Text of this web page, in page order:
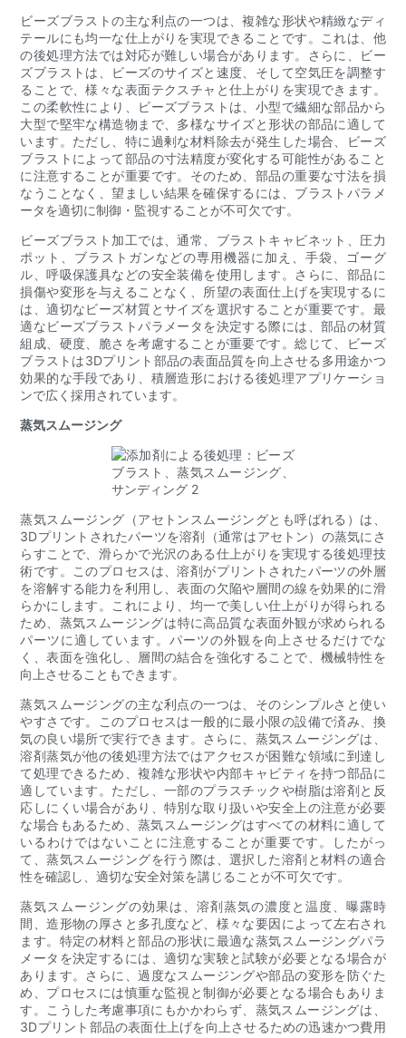
ビーズブラストの主な利点の一つは、複雑な形状や精緻なディ
テールにも均一な仕上がりを実現できることです。これは、他
の後処理方法では対応が難しい場合があります。さらに、ビー
ズブラストは、ビーズのサイズと速度、そして空気圧を調整す
ることで、様々な表面テクスチャと仕上がりを実現できます。
この柔軟性により、ビーズブラストは、小型で繊細な部品から
大型で堅牢な構造物まで、多様なサイズと形状の部品に適して
います。ただし、特に過剰な材料除去が発生した場合、ビーズ
ブラストによって部品の寸法精度が変化する可能性があること
に注意することが重要です。そのため、部品の重要な寸法を損
なうことなく、望ましい結果を確保するには、ブラストパラメ
ータを適切に制御・監視することが不可欠です。
ビーズブラスト加工では、通常、ブラストキャビネット、圧力
ポット、ブラストガンなどの専用機器に加え、手袋、ゴーグ
ル、呼吸保護具などの安全装備を使用します。さらに、部品に
損傷や変形を与えることなく、所望の表面仕上げを実現するに
は、適切なビーズ材質とサイズを選択することが重要です。最
適なビーズブラストパラメータを決定する際には、部品の材質
組成、硬度、脆さを考慮することが重要です。総じて、ビーズ
ブラストは3Dプリント部品の表面品質を向上させる多用途かつ
効果的な手段であり、積層造形における後処理アプリケーショ
ンで広く採用されています。
蒸気スムージング
蒸気スムージング（アセトンスムージングとも呼ばれる）は、
3Dプリントされたパーツを溶剤（通常はアセトン）の蒸気にさ
らすことで、滑らかで光沢のある仕上がりを実現する後処理技
術です。このプロセスは、溶剤がプリントされたパーツの外層
を溶解する能力を利用し、表面の欠陥や層間の線を効果的に滑
らかにします。これにより、均一で美しい仕上がりが得られる
ため、蒸気スムージングは​​特に高品質な表面外観が求められる
パーツに適しています。パーツの外観を向上させるだけでな
く、表面を強化し、層間の結合を強化することで、機械特性を
向上させることもできます。
蒸気スムージングの主な利点の一つは、そのシンプルさと使い
やすさです。このプロセスは一般的に最小限の設備で済み、換
気の良い場所で実行できます。さらに、蒸気スムージングは​​、
溶剤蒸気が他の後処理方法ではアクセスが困難な領域に到達し
て処理できるため、複雑な形状や内部キャビティを持つ部品に
適しています。ただし、一部のプラスチックや樹脂は溶剤と反
応しにくい場合があり、特別な取り扱いや安全上の注意が必要
な場合もあるため、蒸気スムージングは​​すべての材料に適して
いるわけではないことに注意することが重要です。したがっ
て、蒸気スムージングを行う際は、選択した溶剤と材料の適合
性を確認し、適切な安全対策を講じることが不可欠です。
蒸気スムージングの効果は、溶剤蒸気の濃度と温度、曝露時
間、造形物の厚さと多孔度など、様々な要因によって左右され
ます。特定の材料と部品の形状に最適な蒸気スムージングパラ
メータを決定するには、適切な実験と試験が必要となる場合が
あります。さらに、過度なスムージングや部品の変形を防ぐた
め、プロセスには慎重な監視と制御が必要となる場合もありま
す。こうした考慮事項にもかかわらず、蒸気スムージングは​​、
3Dプリント部品の表面仕上げを向上させるための迅速かつ費用